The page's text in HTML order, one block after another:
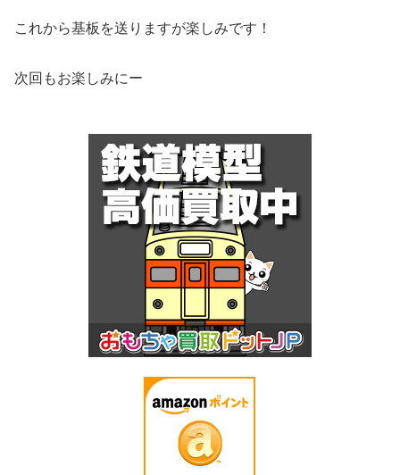
これから基板を送りますが楽しみです！
次回もお楽しみにー